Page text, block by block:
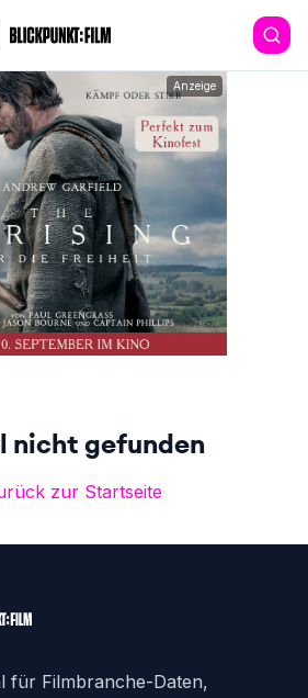
Anzeige
nicht gefunden
zur Startseite
für Filmbranche-Daten,